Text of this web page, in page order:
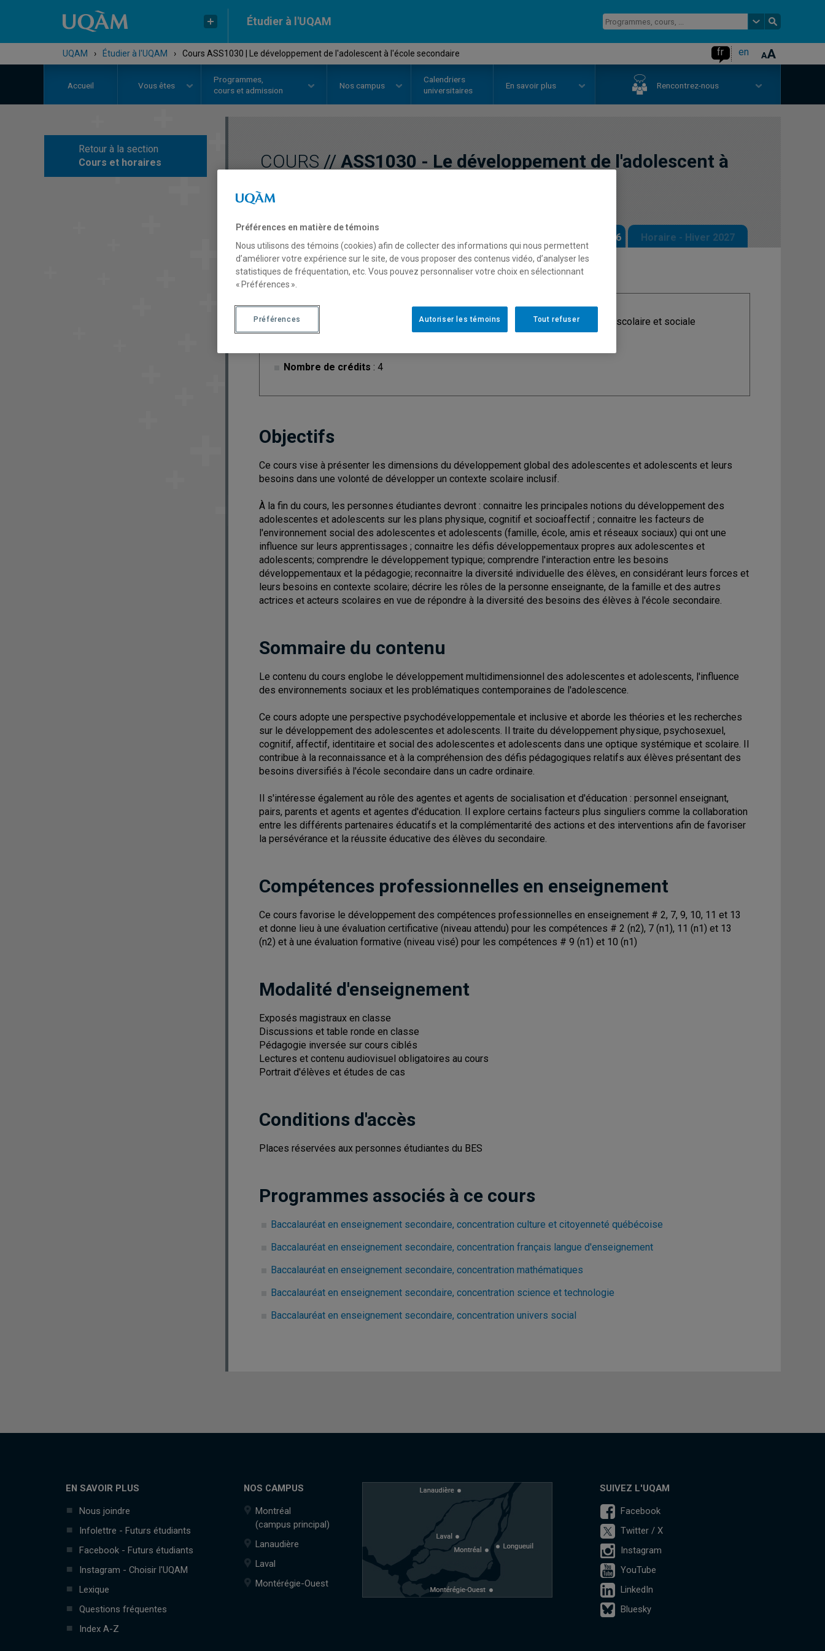
Étudier à l'UQAM
UQAM › Étudier à l'UQAM › Cours ASS1030 | Le développement de l'adolescent à l'école secondaire fr en
Accueil Vous êtes
Programmes,
cours et admission
Nos campus
Calendriers
universitaires
En savoir plus Rencontrez-nous
Retour à la section
Cours et horaires
COURS // ASS1030 - Le développement de l'adolescent à
Horaire - Automne 2026 Horaire - Hiver 2027
Cycle
Nombre de crédits : 4
Discipline: Adaptation scolaire et sociale
Objectifs
Ce cours vise à présenter les dimensions du développement global des adolescentes et adolescents et leurs
besoins dans une volonté de développer un contexte scolaire inclusif.
À la fin du cours, les personnes étudiantes devront : connaitre les principales notions du développement des
adolescentes et adolescents sur les plans physique, cognitif et socioaffectif ; connaitre les facteurs de
l'environnement social des adolescentes et adolescents (famille, école, amis et réseaux sociaux) qui ont une
influence sur leurs apprentissages ; connaitre les défis développementaux propres aux adolescentes et
adolescents; comprendre le développement typique; comprendre l'interaction entre les besoins
développementaux et la pédagogie; reconnaitre la diversité individuelle des élèves, en considérant leurs forces et
leurs besoins en contexte scolaire; décrire les rôles de la personne enseignante, de la famille et des autres
actrices et acteurs scolaires en vue de répondre à la diversité des besoins des élèves à l'école secondaire.
Sommaire du contenu
Le contenu du cours englobe le développement multidimensionnel des adolescentes et adolescents, l'influence
des environnements sociaux et les problématiques contemporaines de l'adolescence.
Ce cours adopte une perspective psychodéveloppementale et inclusive et aborde les théories et les recherches
sur le développement des adolescentes et adolescents. Il traite du développement physique, psychosexuel,
cognitif, affectif, identitaire et social des adolescentes et adolescents dans une optique systémique et scolaire. Il
contribue à la reconnaissance et à la compréhension des défis pédagogiques relatifs aux élèves présentant des
besoins diversifiés à l'école secondaire dans un cadre ordinaire.
Il s'intéresse également au rôle des agentes et agents de socialisation et d'éducation : personnel enseignant,
pairs, parents et agents et agentes d'éducation. Il explore certains facteurs plus singuliers comme la collaboration
entre les différents partenaires éducatifs et la complémentarité des actions et des interventions afin de favoriser
la persévérance et la réussite éducative des élèves du secondaire.
Compétences professionnelles en enseignement
Ce cours favorise le développement des compétences professionnelles en enseignement # 2, 7, 9, 10, 11 et 13
et donne lieu à une évaluation certificative (niveau attendu) pour les compétences # 2 (n2), 7 (n1), 11 (n1) et 13
(n2) et à une évaluation formative (niveau visé) pour les compétences # 9 (n1) et 10 (n1)
Modalité d'enseignement
Exposés magistraux en classe
Discussions et table ronde en classe
Pédagogie inversée sur cours ciblés
Lectures et contenu audiovisuel obligatoires au cours
Portrait d'élèves et études de cas
Conditions d'accès
Places réservées aux personnes étudiantes du BES
Programmes associés à ce cours
Baccalauréat en enseignement secondaire, concentration culture et citoyenneté québécoise
Baccalauréat en enseignement secondaire, concentration français langue d'enseignement
Baccalauréat en enseignement secondaire, concentration mathématiques
Baccalauréat en enseignement secondaire, concentration science et technologie
Baccalauréat en enseignement secondaire, concentration univers social
EN SAVOIR PLUS
Nous joindre
Infolettre - Futurs étudiants
Facebook - Futurs étudiants
Instagram - Choisir l'UQAM
Lexique
Questions fréquentes
Index A-Z
NOS CAMPUS
Montréal
(campus principal)
Lanaudière
Laval
Montérégie-Ouest
SUIVEZ L'UQAM
Facebook
Twitter / X
Instagram
YouTube
LinkedIn
Bluesky
Préférences en matière de témoins
Nous utilisons des témoins (cookies) afin de collecter des informations qui nous permettent
d’améliorer votre expérience sur le site, de vous proposer des contenus vidéo, d’analyser les
statistiques de fréquentation, etc. Vous pouvez personnaliser votre choix en sélectionnant
« Préférences ».
Tout refuser
Autoriser les témoins
Préférences